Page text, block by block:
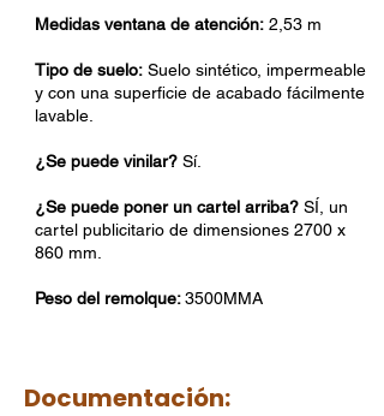
Medidas ventana de atención: 2,53 m
Tipo de suelo: Suelo sintético, impermeable
y con una superficie de acabado fácilmente
lavable.
¿Se puede vinilar? Sí.
¿Se puede poner un cartel arriba? SÍ, un
cartel publicitario de dimensiones 2700 x
860 mm.
Peso del remolque:3500MMA
Documentación: